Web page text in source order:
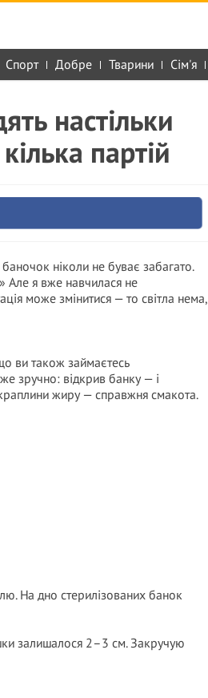
Спорт Добре Тварини Сім'я
настільки
партій
ніколи не буває забагато.
Але я вже навчилася не
може змінитися — то світла нема,
ви також займаєтесь
зручно: відкрив банку — і
жиру — справжня смакота.
На дно стерилізованих банок
залишалося 2–3 см. Закручую